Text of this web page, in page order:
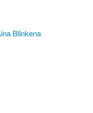
Blinkena